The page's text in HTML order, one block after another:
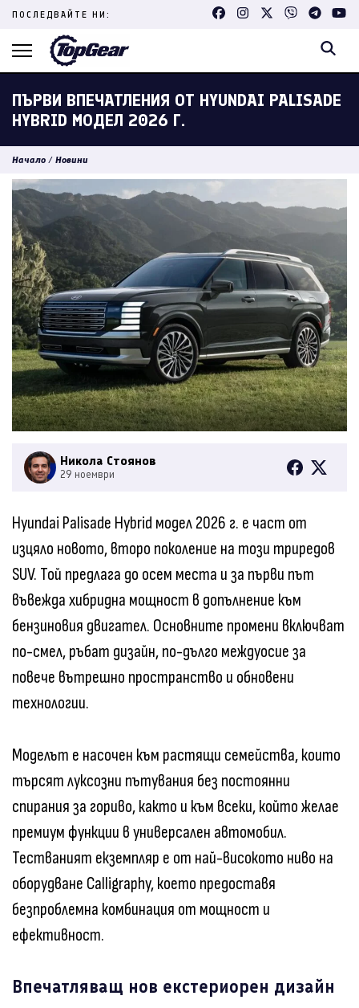
Skip
content
ПОСЛЕДВАЙТЕ НИ:
ПЪРВИ ВПЕЧАТЛЕНИЯ ОТ HYUNDAI PALISADE
HYBRID МОДЕЛ 2026 Г.
Начало / Новини
Никола Стоянов
29 ноември
Hyundai Palisade Hybrid модел 2026 г. е част от
изцяло новото, второ поколение на този триредов
SUV. Той предлага до осем места и за първи път
въвежда хибридна мощност в допълнение към
бензиновия двигател. Основните промени включват
по-смел, ръбат дизайн, по-дълго междуосие за
повече вътрешно пространство и обновени
технологии.
Моделът е насочен към растящи семейства, които
търсят луксозни пътувания без постоянни
спирания за гориво, както и към всеки, който желае
премиум функции в универсален автомобил.
Тестваният екземпляр е от най-високото ниво на
оборудване Calligraphy, което предоставя
безпроблемна комбинация от мощност и
ефективност.
Впечатляващ нов екстериорен дизайн